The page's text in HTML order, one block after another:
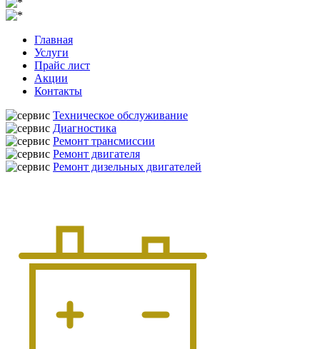
Главная
Услуги
Прайс лист
Акции
Контакты
Техническое обслуживание
Диагностика
Ремонт трансмиссии
Ремонт двигателя
Ремонт дизельных двигателей